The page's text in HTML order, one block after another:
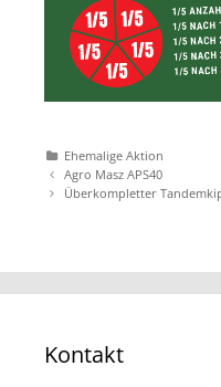
Katgeorien
Ehemalige Aktion
Artikel-
Navigation
Agro Masz APS40
Überkompletter
Kontakt